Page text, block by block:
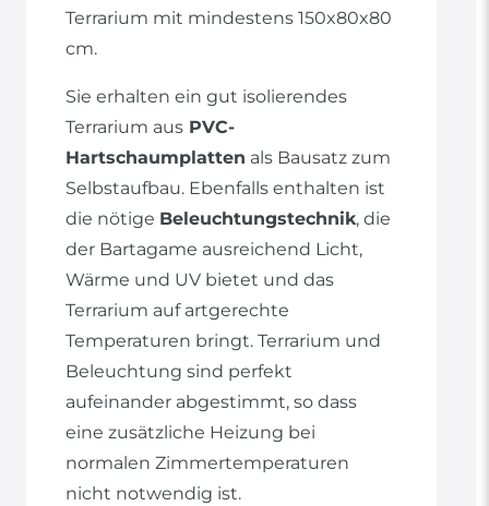
Terrarium mit mindestens 150x80x80
cm.
Sie erhalten ein gut isolierendes
Terrarium aus PVC-
Hartschaumplatten als Bausatz zum
Selbstaufbau. Ebenfalls enthalten ist
die nötige Beleuchtungstechnik, die
der Bartagame ausreichend Licht,
Wärme und UV bietet und das
Terrarium auf artgerechte
Temperaturen bringt. Terrarium und
Beleuchtung sind perfekt
aufeinander abgestimmt, so dass
eine zusätzliche Heizung bei
normalen Zimmertemperaturen
nicht notwendig ist.